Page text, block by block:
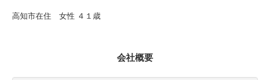
高知市在住 女性 ４１歳
会社概要